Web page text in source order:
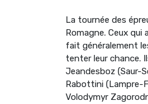
La tournée des
Romagne. Ceux
fait généralement
tenter leur chance.
Jeandesboz (Saur-
Rabottini (Lampre-
Volodymyr